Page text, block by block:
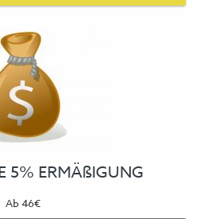
5% ERMÄßIGUNG
Ab 46€